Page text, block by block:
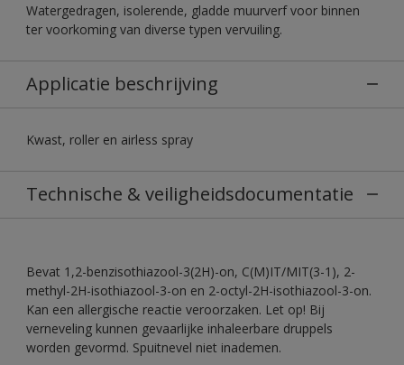
Watergedragen, isolerende, gladde muurverf voor binnen
ter voorkoming van diverse typen vervuiling.
Applicatie beschrijving
Kwast, roller en airless spray
Technische & veiligheidsdocumentatie
Bevat 1,2-benzisothiazool-3(2H)-on, C(M)IT/MIT(3-1), 2-
methyl-2H-isothiazool-3-on en 2-octyl-2H-isothiazool-3-on.
Kan een allergische reactie veroorzaken. Let op! Bij
verneveling kunnen gevaarlijke inhaleerbare druppels
worden gevormd. Spuitnevel niet inademen.